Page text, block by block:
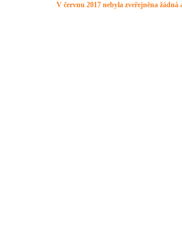
V červnu 2017 nebyla zveřejněna žádná